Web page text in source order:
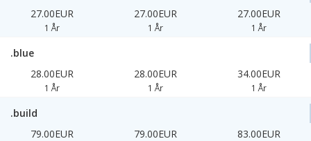
27.00EUR
1 År
27.00EUR
1 År
27.00EUR
1 År
.blue
28.00EUR
1 År
28.00EUR
1 År
34.00EUR
1 År
.build
79.00EUR
79.00EUR 83.00EUR